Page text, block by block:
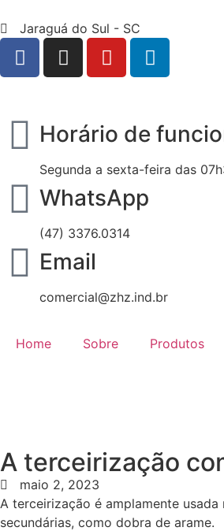
Jaraguá do Sul - SC
Horário de
Segunda a sexta-feira das
WhatsApp
(47) 3376.0314
Email
comercial@zhz.ind.br
Home Sobre Produtos
A terceirização
maio 2, 2023
A terceirização é amplamente
secundárias, como dobra de arame.